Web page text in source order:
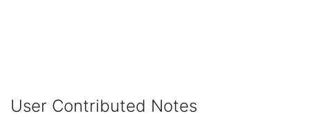
User Contributed Notes